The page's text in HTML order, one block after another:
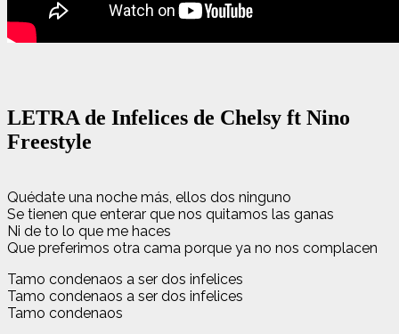
LETRA de Infelices de Chelsy ft Nino
Freestyle
Quédate una noche más, ellos dos ninguno
Se tienen que enterar que nos quitamos las ganas
Ni de to lo que me haces
Que preferimos otra cama porque ya no nos complacen
Tamo condenaos a ser dos infelices
Tamo condenaos a ser dos infelices
Tamo condenaos